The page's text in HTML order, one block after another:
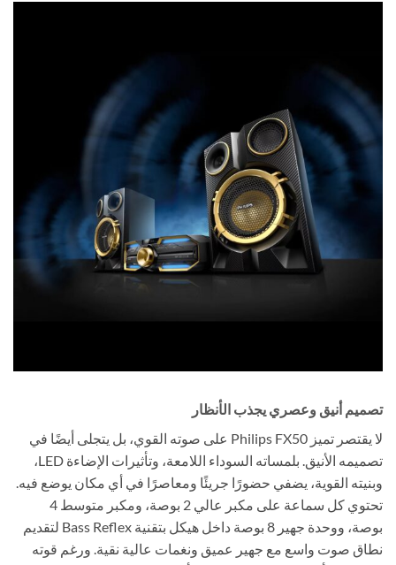
تصميم أنيق وعصري يجذب الأنظار
لا يقتصر تميز Philips FX50 على صوته القوي، بل يتجلى أيضًا في
تصميمه الأنيق. بلمساته السوداء اللامعة، وتأثيرات الإضاءة LED،
وبنيته القوية، يضفي حضورًا جريئًا ومعاصرًا في أي مكان يوضع فيه.
تحتوي كل سماعة على مكبر عالي 2 بوصة، ومكبر متوسط 4
بوصة، ووحدة جهير 8 بوصة داخل هيكل بتقنية Bass Reflex لتقديم
نطاق صوت واسع مع جهير عميق ونغمات عالية نقية. ورغم قوته